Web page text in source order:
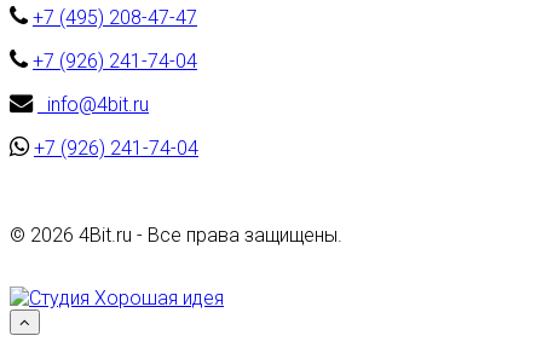
+7 (495) 208-47-47
+7 (926) 241-74-04
info@4bit.ru
+7 (926) 241-74-04
© 2026 4Bit.ru - Все права защищены.
Наверх